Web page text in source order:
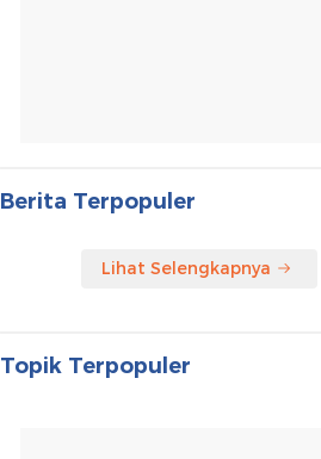
Berita Terpopuler
Lihat Selengkapnya
Topik Terpopuler